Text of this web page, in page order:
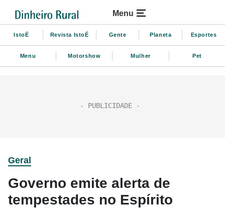
Menu
IstoÉ Revista IstoÉ Gente Planeta Esportes
Menu Motorshow Mulher Pet
Geral
Governo emite alerta de
tempestades no Espírito